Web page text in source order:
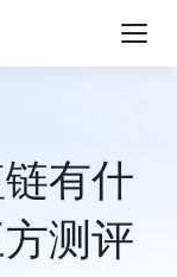
有什
测评